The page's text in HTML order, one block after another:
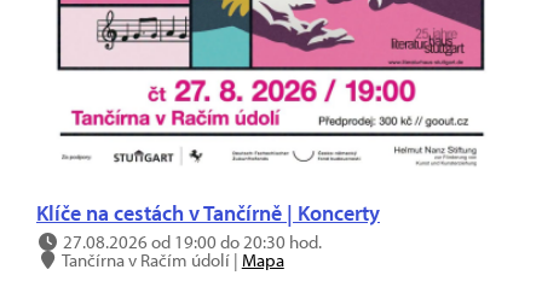
Klíče na cestách v Tančírně | Koncerty
27.08.2026 od 19:00 do 20:30 hod.
Tančírna v Račím údolí | Mapa